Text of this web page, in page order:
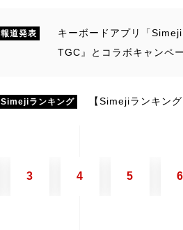
報道発表
キーボードアプリ「
TGC』とコラボキャンペ
Simejiランキング 【Simejiランキン
3 4 5 6